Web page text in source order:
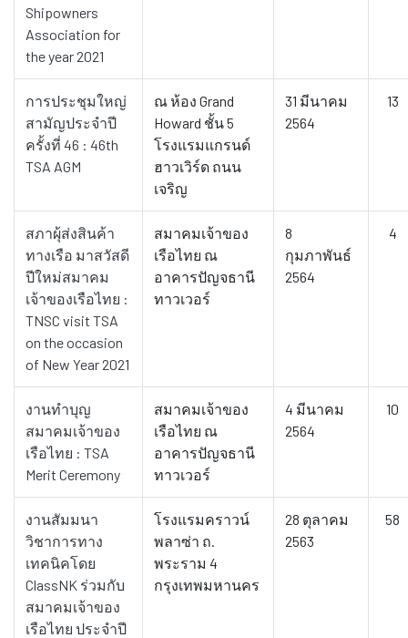
Shipowners
Association for
the year 2021
การประชุมใหญ่
สามัญประจำปี
ครั้งที่ 46 : 46th
TSA AGM
ณ ห้อง Grand
Howard ชั้น 5
โรงแรมแกรนด์
ฮาวเวิร์ด ถนน
เจริญ
31 มีนาคม
2564
13
สภาผุ้ส่งสินค้า
ทางเรือ มาสวัสดี
ปีใหม่สมาคม
เจ้าของเรือไทย :
TNSC visit TSA
on the occasion
of New Year 2021
สมาคมเจ้าของ
เรือไทย ณ
อาคารปัญจธานี
ทาวเวอร์
8
กุมภาพันธ์
2564
4
งานทำบุญ
สมาคมเจ้าของ
เรือไทย : TSA
Merit Ceremony
สมาคมเจ้าของ
เรือไทย ณ
อาคารปัญจธานี
ทาวเวอร์
4 มีนาคม
2564
10
งานสัมมนา
วิชาการทาง
เทคนิคโดย
ClassNK ร่วมกับ
สมาคมเจ้าของ
เรือไทย ประจำปี
โรงแรมคราวน์
พลาซ่า ถ.
พระราม 4
กรุงเทพมหานคร
28 ตุลาคม
2563
58